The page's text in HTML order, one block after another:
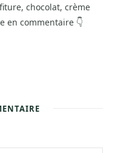
chocolat, crème
en commentaire 👇